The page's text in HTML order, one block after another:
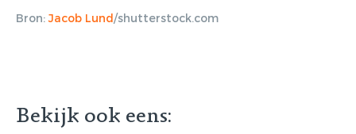
Bron:Jacob Lund/shutterstock.com
Bekijk ook eens:
magazine
Lorem ipsum dolor sit amet,
consectetur adipiscing elit. Nulla in